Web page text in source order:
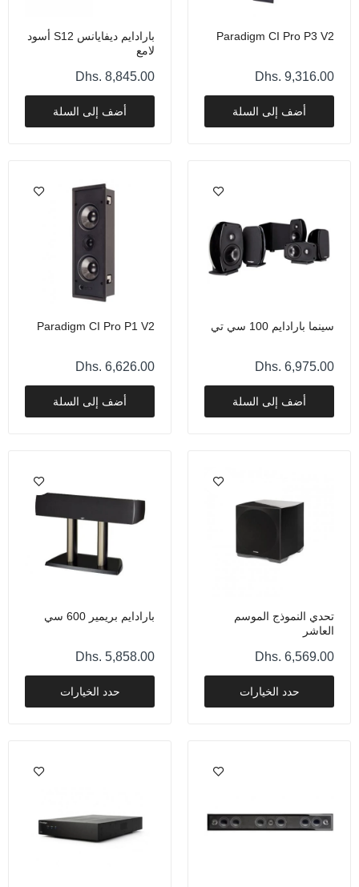
Paradigm CI Pro P3 V2
Dhs. 9,316.00
أضف إلى السلة
بارادايم ديفايانس S12 أسود
لامع
Dhs. 8,845.00
أضف إلى السلة
سينما بارادايم 100 سي تي
Dhs. 6,975.00
أضف إلى السلة
Paradigm CI Pro P1 V2
Dhs. 6,626.00
أضف إلى السلة
تحدي النموذج الموسم
العاشر
Dhs. 6,569.00
حدد الخيارات
بارادايم بريمير 600 سي
Dhs. 5,858.00
حدد الخيارات